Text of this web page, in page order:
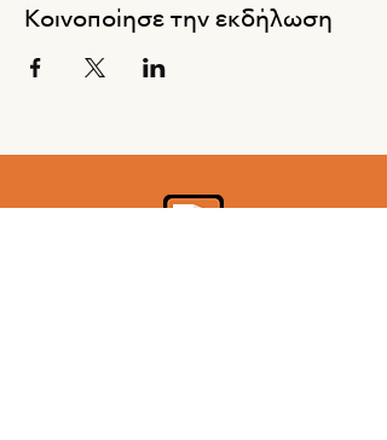
Κοινοποίησε την εκδήλωση